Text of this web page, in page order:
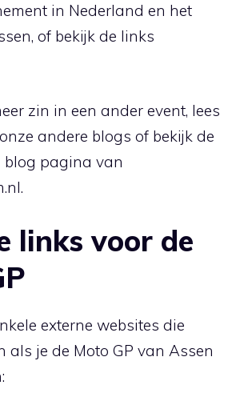
in Nederland en het
of bekijk de links
zin in een ander event, lees
andere blogs of bekijk de
blog pagina van
.
links voor de
externe websites die
als je de Moto GP van Assen